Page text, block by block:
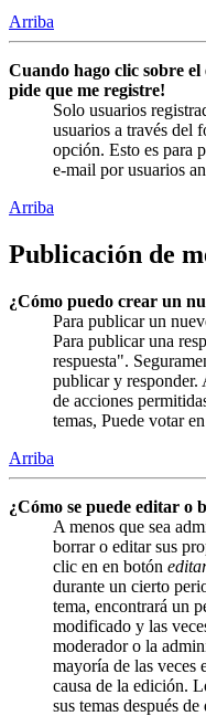
Arriba
Cuando hago clic sobre el
pide que me registre!
Solo usuarios
usuarios a través del
opción. Esto es para
e-mail por usuarios
Arriba
Publicación de
¿Cómo puedo crear un
Para publicar un
Para publicar una
respuesta".
publicar y responder.
de acciones
temas, Puede votar
Arriba
¿Cómo se puede editar o
A menos que sea
borrar o editar sus
clic en en botón
durante un cierto
tema, encontrará un
modificado y las
moderador o la
mayoría de las veces
causa de la edición.
sus temas después